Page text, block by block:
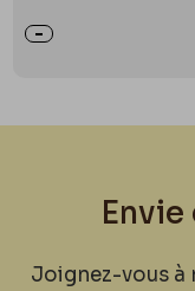
Joignez-vous à